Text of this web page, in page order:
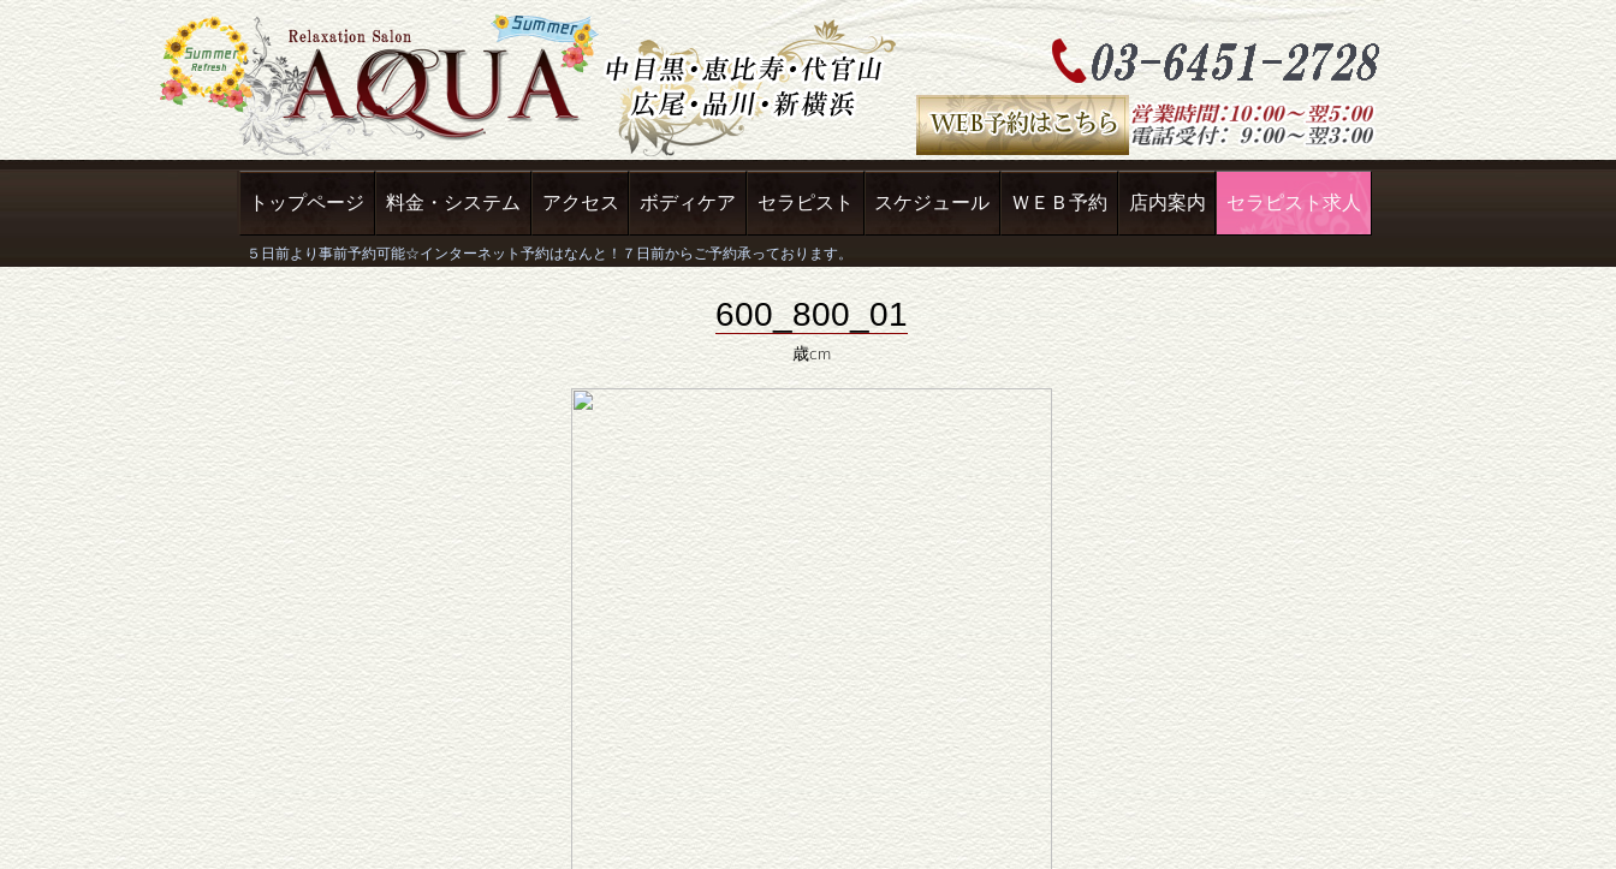
トップページ 料金・システム アクセス ボディケア セラピスト スケジュール ＷＥＢ予約 店内案内 セラピスト求人
600_800_01
歳cm